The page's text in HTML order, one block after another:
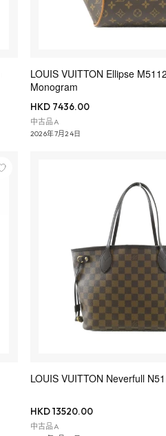
LOUIS VUITTON Ellipse
Monogram
HKD 7436.00
中古品A
2026年7月24日
LOUIS VUITTON Neverfull
HKD 13520.00
中古品A